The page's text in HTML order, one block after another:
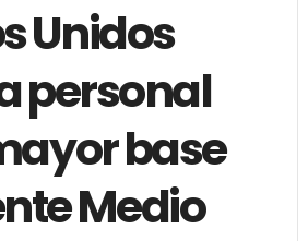
Unidos
personal
base
Medio